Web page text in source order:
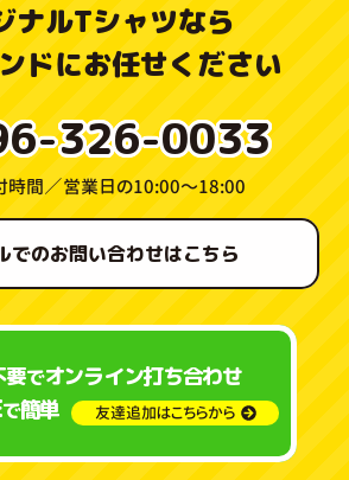
ナルTシャツなら
ドにお任せください
326-0033
時間／営業日の10:00〜18:00
でのお問い合わせはこちら
要でオンライン打ち合わせ
で簡単 友達追加はこちらから